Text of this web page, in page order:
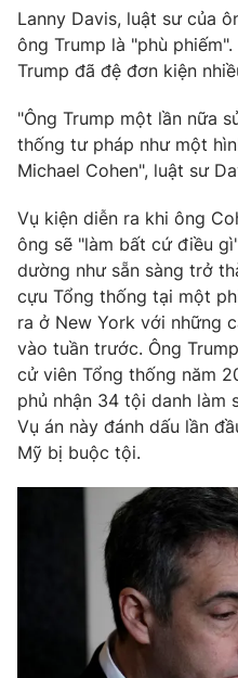
Giải sao mai
Sao
Làm đẹp
Chất lượng cuộc sống
Giáo dục
Tuyển sinh
Học trực tuyến
Công nghệ
Hitech Công nghệ tương
Sản phẩm
Thị trường
Tư vấn
Giao lưu trực tuyến
Chuyên mục khác
Emagazine
Photo
Video
VTV Money
VTV Sức khoẻ
Thị trường 24h
Lanny Davis, luật sư của
ông Trump là "phù
Trump đã đệ đơn kiện
"Ông Trump một lần nữa
thống tư pháp như một
Michael Cohen", luật sư
Vụ kiện diễn ra khi ông
ông sẽ "làm bất cứ điều
dường như sẵn sàng trở
cựu Tổng thống tại một
ra ở New York với những
vào tuần trước. Ông
cử viên Tổng thống năm
phủ nhận 34 tội danh làm
Vụ án này đánh dấu lần
Mỹ bị buộc tội.